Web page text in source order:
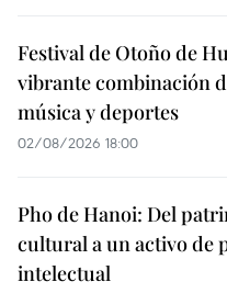
Festival de Otoño de
vibrante combinación
música y deportes
02/08/2026 18:00
Pho de Hanoi: Del
cultural a un activo de
intelectual